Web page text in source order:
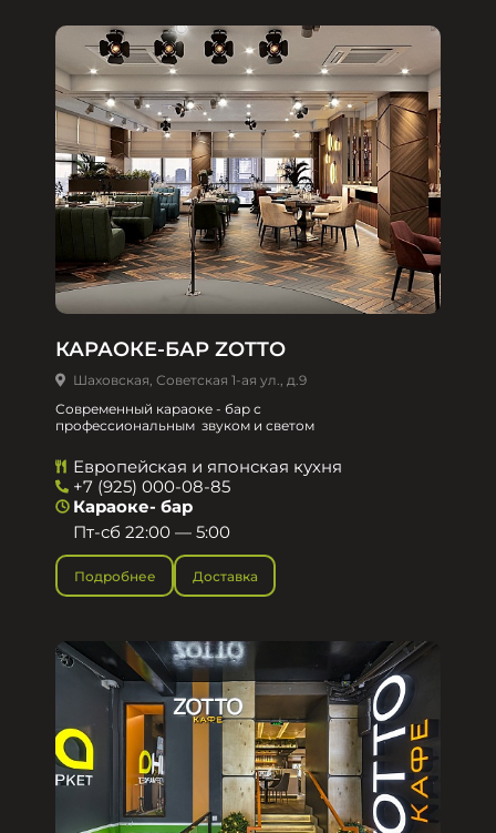
КАРАОКЕ-БАР ZOTTO
Шаховская, Советская 1-ая ул., д.9
Современный караоке - бар с
профессиональным звуком и светом
Европейская и японская кухня
+7 (925) 000-08-85
Караоке- бар
Пт-сб 22:00 — 5:00
Подробнее Доставка